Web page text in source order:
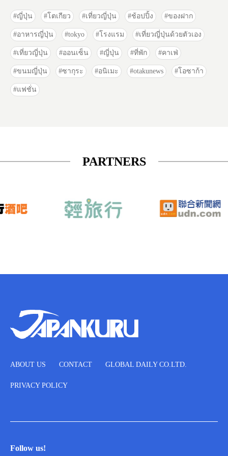
ญี่ปุ่น โตเกียว เที่ยวญี่ปุ่น ช้อปปิ้ง ของฝาก
อาหารญี่ปุ่น tokyo โรงแรม เที่ยวญี่ปุ่นด้วยตัวเอง
เที่ยวญี่ปุ่น ออนเซ็น ญี่ปุ่น ที่พัก คาเฟ่
ขนมญี่ปุ่น ซากุระ อนิเมะ otakunews โอซาก้า
แฟชั่น
PARTNERS
ABOUT US CONTACT GLOBAL DAILY CO.LTD.
PRIVACY POLICY
Follow us!